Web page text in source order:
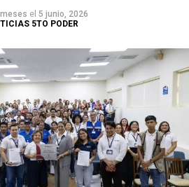
el 5 junio, 2026
5TO PODER